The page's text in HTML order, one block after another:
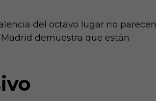
del octavo lugar no parecen
demuestra que están